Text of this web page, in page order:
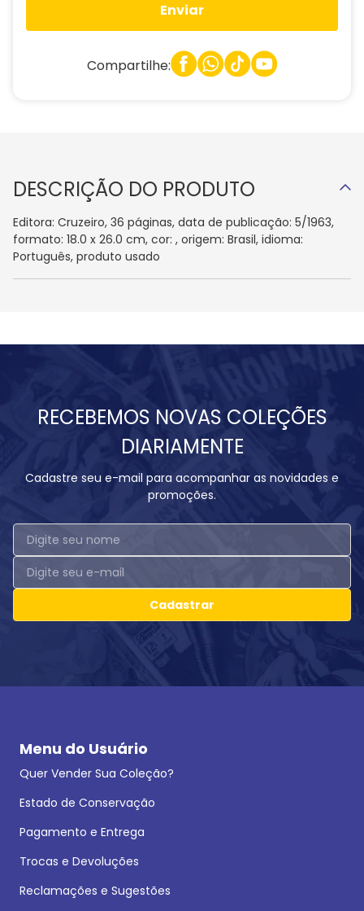
Enviar
Compartilhe:
DESCRIÇÃO DO PRODUTO
Editora: Cruzeiro, 36 páginas, data de publicação: 5/1963,
formato: 18.0 x 26.0 cm, cor: , origem: Brasil, idioma:
Português, produto usado
RECEBEMOS NOVAS COLEÇÕES
DIARIAMENTE
Cadastre seu e-mail para acompanhar as novidades e
promoções.
Cadastrar
Menu do Usuário
Quer Vender Sua Coleção?
Estado de Conservação
Pagamento e Entrega
Trocas e Devoluções
Reclamações e Sugestões